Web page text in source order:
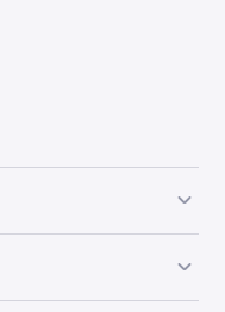
參與獎勵計劃提供獎
自動收益。Bonded